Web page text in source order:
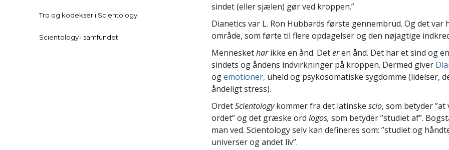
sindet (eller sjælen) gør ved kroppen.”
Dianetics var L. Ron Hubbards første gennembrud. Og det
område, som førte til flere opdagelser og den nøjagtige
Mennesketharikke en ånd. Deteren ånd. Det har et sind og
sindets og åndens indvirkninger på kroppen. Dermed giver
ogemotioner, uheld og psykosomatiske sygdomme (lidelser,
åndeligt stress).
OrdetScientologykommer fra det latinskescio, som betyder
ordet” og det græske ord logos, som betyder ”studiet af”.
man ved. Scientology selv kan defineres som: ”studiet og
universer og andet liv”.
Tro og kodekser i Scientology
Scientology i samfundet